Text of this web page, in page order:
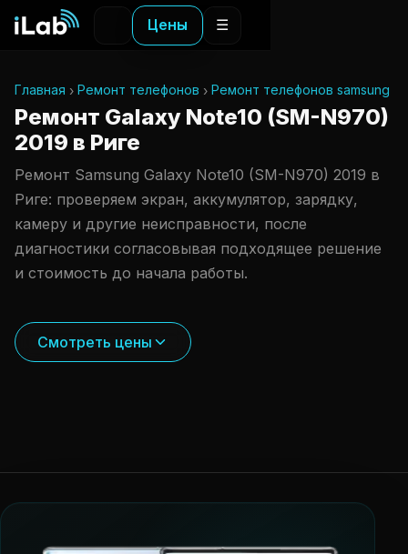
Цены ☰
Главная Ремонт телефонов Ремонт телефонов samsung
Ремонт Galaxy Note10 (SM-N970)
2019 в Риге
Ремонт Samsung Galaxy Note10 (SM-N970) 2019 в
Риге: проверяем экран, аккумулятор, зарядку,
камеру и другие неисправности, после
диагностики согласовывая подходящее решение
и стоимость до начала работы.
Смотреть цены